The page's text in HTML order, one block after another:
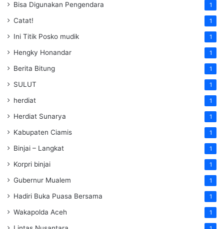
Bisa Digunakan Pengendara 1
Catat! 1
Ini Titik Posko mudik 1
Hengky Honandar 1
Berita Bitung 1
SULUT 1
herdiat 1
Herdiat Sunarya 1
Kabupaten Ciamis 1
Binjai – Langkat 1
Korpri binjai 1
Gubernur Mualem 1
Hadiri Buka Puasa Bersama 1
Wakapolda Aceh 1